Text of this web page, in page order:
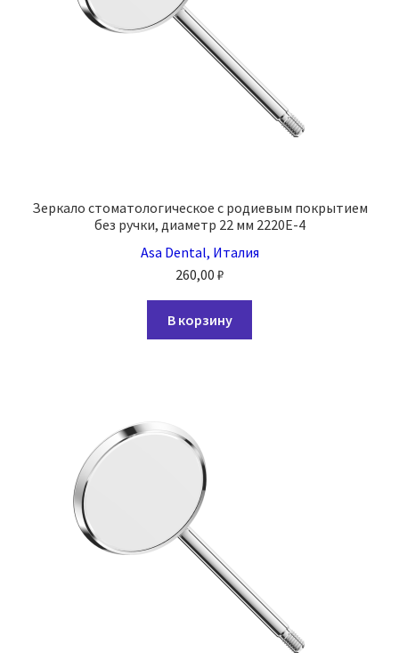
Зеркало стоматологическое с родиевым покрытием
без ручки, диаметр 22 мм 2220E-4
Asa Dental, Италия
260,00 ₽
В корзину